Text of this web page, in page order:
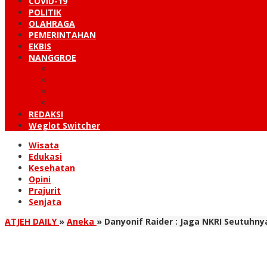
POLITIK
OLAHRAGA
PEMERINTAHAN
EKBIS
NANGGROE
REDAKSI
Weglot Switcher
Wisata
Edukasi
Kesehatan
Opini
Prajurit
Senjata
ATJEH DAILY » Aneka » Danyonif Raider : Jaga NKRI